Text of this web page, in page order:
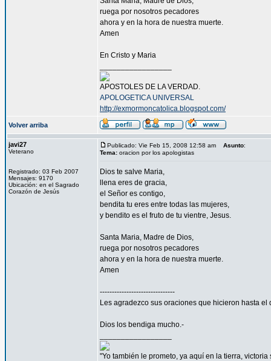
ruega por nosotros pecadores
ahora y en la hora de nuestra muerte.
Amen
En Cristo y Maria
APOSTOLES DE LA VERDAD.
APOLOGETICA UNIVERSAL
http://exmormoncatolica.blogspot.com/
Volver arriba
javi27
Veterano
Registrado: 03 Feb 2007
Mensajes: 9170
Ubicación: en el Sagrado
Corazón de Jesús
Publicado: Vie Feb 15, 2008 12:58 am Asunto:
Tema: oracion por los apologistas
Dios te salve Maria,
llena eres de gracia,
el Señor es contigo,
bendita tu eres entre todas las mujeres,
y bendito es el fruto de tu vientre, Jesus.
Santa Maria, Madre de Dios,
ruega por nosotros pecadores
ahora y en la hora de nuestra muerte.
Amen
-------------------------------
Les agradezco sus oraciones que hicieron hasta el
Dios los bendiga mucho.-
"Yo también le prometo, ya aquí en la tierra,